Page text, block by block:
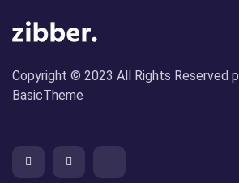
Copyright © 2023 All Rights Reserved
BasicTheme